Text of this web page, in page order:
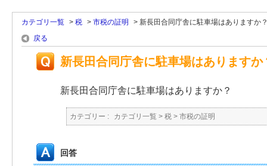
カテゴリ一覧 > 税 > 市税の証明 > 新長田合同庁舎に駐車場はありますか
戻る
新長田合同庁舎に駐車場はありますか
新長田合同庁舎に駐車場はありますか？
カテゴリー : カテゴリ一覧 > 税 > 市税の証明
回答